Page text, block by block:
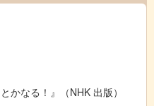
かなる！』（NHK 出版）